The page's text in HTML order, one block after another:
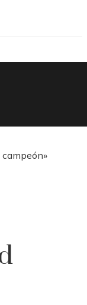
campeón»